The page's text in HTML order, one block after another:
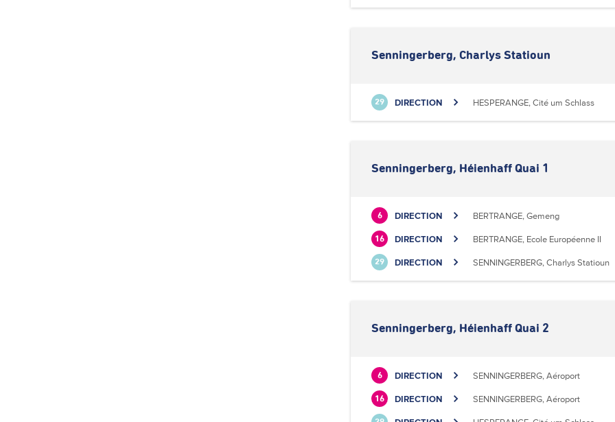
Senningerberg, Charlys Statioun
29 DIRECTION HESPERANGE, Cité um Schlass
Senningerberg, Héienhaff Quai 1
6 DIRECTION BERTRANGE, Gemeng
16 DIRECTION BERTRANGE, Ecole Européenne II
29 DIRECTION SENNINGERBERG, Charlys Statioun
Senningerberg, Héienhaff Quai 2
6 DIRECTION SENNINGERBERG, Aéroport
16 DIRECTION SENNINGERBERG, Aéroport